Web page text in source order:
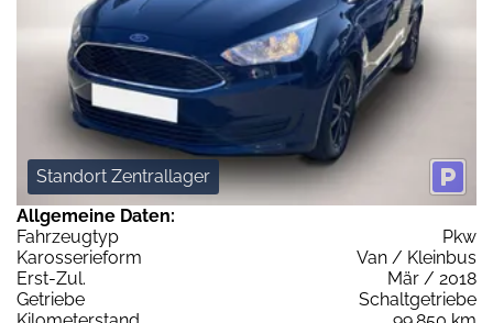
Standort Zentrallager
Allgemeine Daten:
Fahrzeugtyp
Pkw
Karosserieform
Van / Kleinbus
Erst-Zul.
Mär / 2018
Getriebe
Schaltgetriebe